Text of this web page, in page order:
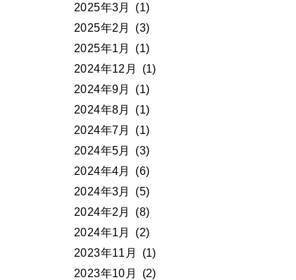
2025年3月
(1)
2025年2月
(3)
2025年1月
(1)
2024年12月
(1)
2024年9月
(1)
2024年8月
(1)
2024年7月
(1)
2024年5月
(3)
2024年4月
(6)
2024年3月
(5)
2024年2月
(8)
2024年1月
(2)
2023年11月
(1)
2023年10月
(2)